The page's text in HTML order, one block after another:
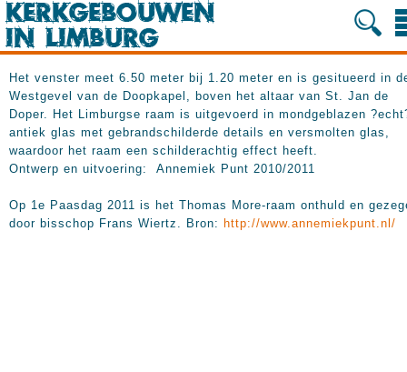
Het venster meet 6.50 meter bij 1.20 meter en is gesitueerd in
Westgevel van de Doopkapel, boven het altaar van St. Jan de
Doper. Het Limburgse raam is uitgevoerd in mondgeblazen
antiek glas met gebrandschilderde details en versmolten glas,
waardoor het raam een schilderachtig effect heeft.
Ontwerp en uitvoering: Annemiek Punt 2010/2011
Op 1e Paasdag 2011 is het Thomas More-raam onthuld en
door bisschop Frans Wiertz. Bron: http://www.annemiekpunt.nl/